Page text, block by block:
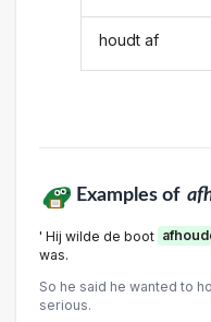
houdt af
Examples of
' Hij wilde de boot
was.
So he said he wanted to
serious.